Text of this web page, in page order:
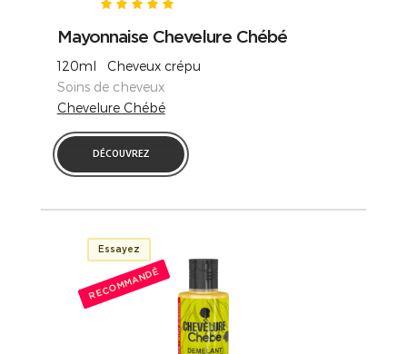
Mayonnaise Chevelure Chébé
120ml Cheveux crépu
Soins de cheveux
Chevelure Chébé
DÉCOUVREZ
Essayez
RECOMMANDÉ